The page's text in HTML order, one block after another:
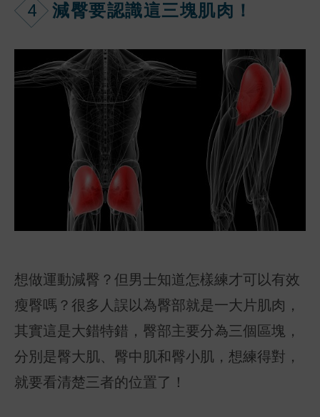
4 減臀要認識這三塊肌肉！
想做運動減臀？但男士知道怎樣練才可以有效
瘦臀嗎？很多人誤以為臀部就是一大片肌肉，
其實這是大錯特錯，臀部主要分為三個區塊，
分別是臀大肌、臀中肌和臀小肌，想練得對，
就要看清楚三者的位置了！